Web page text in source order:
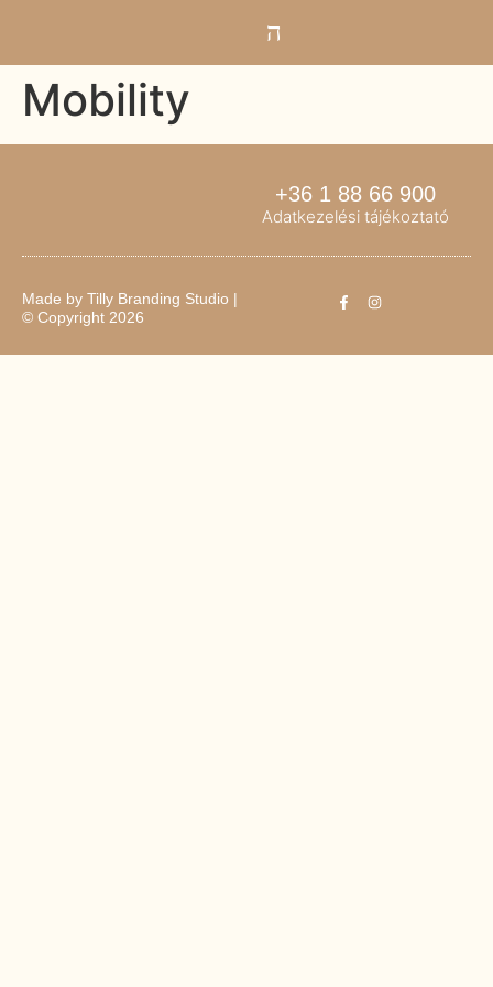
Mobility
+36 1 88 66 900
Adatkezelési tájékoztató
Made by Tilly Branding Studio |
© Copyright 2026